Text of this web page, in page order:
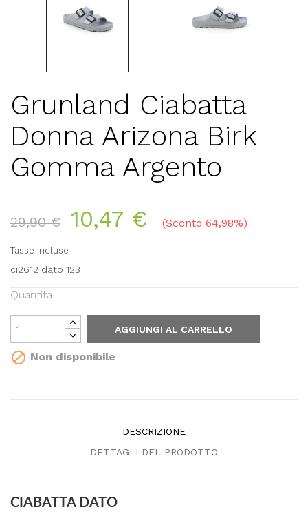
Grunland Ciabatta
Donna Arizona Birk
Gomma Argento
29,90 € 10,47 € Sconto 64,98%
Tasse incluse
ci2612 dato 123
Quantità
AGGIUNGI AL CARRELLO
 Non disponibile
DESCRIZIONE
DETTAGLI DEL PRODOTTO
CIABATTA DATO